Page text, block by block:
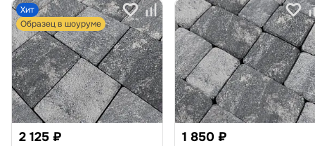
Хит
Образец в шоуруме
2 125 ₽ 1 850 ₽